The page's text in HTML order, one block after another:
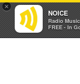
×
NOICE
Radio
FREE - In